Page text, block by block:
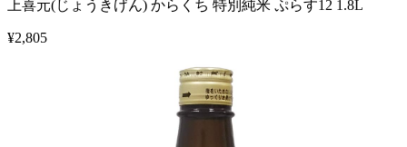
上喜元(じょうきげん) からくち 特別純米 ぷらす12 1.8L
¥2,805